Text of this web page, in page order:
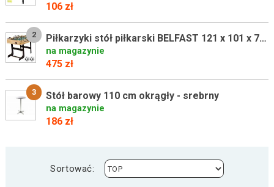
106 zł
2 Piłkarzyki stół piłkarski BELFAST 121 x 101 x 79 cm jasne drewo
na magazynie
475 zł
3 Stół barowy 110 cm okrągły - srebrny
na magazynie
186 zł
Sortować: